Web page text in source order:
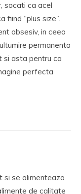
socati ca acel
fiind “plus size”.
obsesiv, in ceea
permanenta
si asta pentru ca
perfecta
si se alimenteaza
de calitate